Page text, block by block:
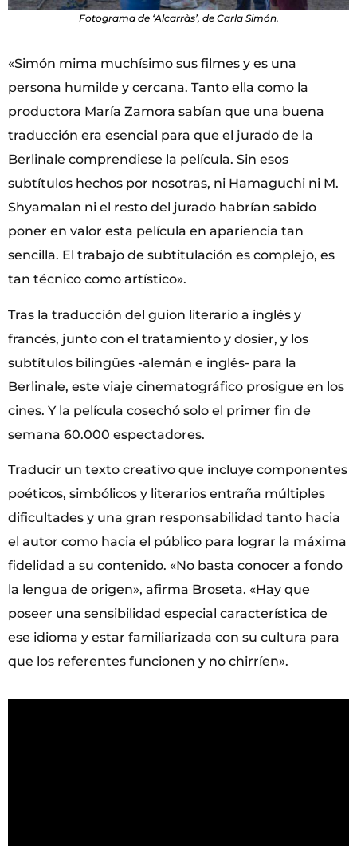
Fotograma de ‘Alcarràs’, de Carla Simón.
«Simón mima muchísimo sus filmes y es una
persona humilde y cercana. Tanto ella como la
productora María Zamora sabían que una buena
traducción era esencial para que el jurado de la
Berlinale comprendiese la película. Sin esos
subtítulos hechos por nosotras, ni Hamaguchi ni M.
Shyamalan ni el resto del jurado habrían sabido
poner en valor esta película en apariencia tan
sencilla. El trabajo de subtitulación es complejo, es
tan técnico como artístico».
Tras la traducción del guion literario a inglés y
francés, junto con el tratamiento y dosier, y los
subtítulos bilingües -alemán e inglés- para la
Berlinale, este viaje cinematográfico prosigue en los
cines. Y la película cosechó solo el primer fin de
semana 60.000 espectadores.
Traducir un texto creativo que incluye componentes
poéticos, simbólicos y literarios entraña múltiples
dificultades y una gran responsabilidad tanto hacia
el autor como hacia el público para lograr la máxima
fidelidad a su contenido. «No basta conocer a fondo
la lengua de origen», afirma Broseta. «Hay que
poseer una sensibilidad especial característica de
ese idioma y estar familiarizada con su cultura para
que los referentes funcionen y no chirríen».